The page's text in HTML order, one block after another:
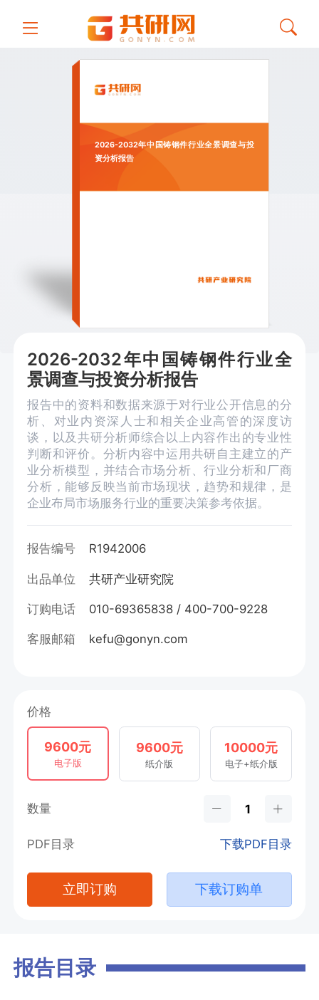
2026-2032年中国铸钢件行业全景调查与投
资分析报告
2026-2032年中国铸钢件行业全
景调查与投资分析报告
报告中的资料和数据来源于对行业公开信息的分
析、对业内资深人士和相关企业高管的深度访
谈，以及共研分析师综合以上内容作出的专业性
判断和评价。分析内容中运用共研自主建立的产
业分析模型，并结合市场分析、行业分析和厂商
分析，能够反映当前市场现状，趋势和规律，是
企业布局市场服务行业的重要决策参考依据。
报告编号 R1942006
出品单位 共研产业研究院
订购电话 010-69365838 / 400-700-9228
客服邮箱 kefu@gonyn.com
价格
9600元
电子版
9600元
纸介版
10000元
电子+纸介版
数量
PDF目录 下载PDF目录
立即订购 下载订购单
报告目录